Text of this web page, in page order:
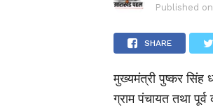
Published on
SHARE
मुख्यमंत्री पुष्कर सिंह
ग्राम पंचायत तथा